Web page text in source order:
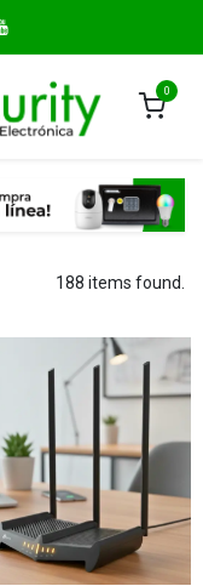
0
188 items found.